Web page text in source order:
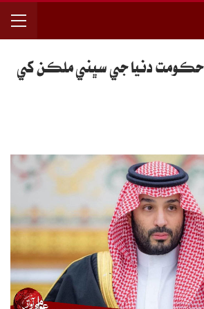
دنيا جي سڀني ملڪن کي